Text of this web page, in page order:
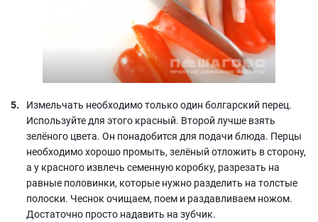
Измельчать необходимо только один болгарский перец.
Используйте для этого красный. Второй лучше взять
зелёного цвета. Он понадобится для подачи блюда. Перцы
необходимо хорошо промыть, зелёный отложить в сторону,
а у красного извлечь семенную коробку, разрезать на
равные половинки, которые нужно разделить на толстые
полоски. Чеснок очищаем, поем и раздавливаем ножом.
Достаточно просто надавить на зубчик.